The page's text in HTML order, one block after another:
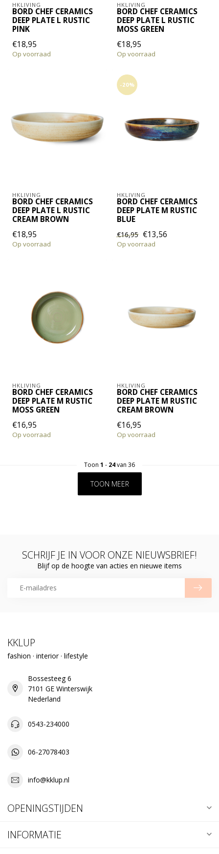
HKLIVING
BORD CHEF CERAMICS
DEEP PLATE L RUSTIC
PINK
€18,95
Op voorraad
HKLIVING
BORD CHEF CERAMICS
DEEP PLATE L RUSTIC
MOSS GREEN
€18,95
Op voorraad
HKLIVING
BORD CHEF CERAMICS
DEEP PLATE L RUSTIC
CREAM BROWN
€18,95
Op voorraad
-20%
HKLIVING
BORD CHEF CERAMICS
DEEP PLATE M RUSTIC
BLUE
€16,95 €13,56
Op voorraad
HKLIVING
BORD CHEF CERAMICS
DEEP PLATE M RUSTIC
MOSS GREEN
€16,95
Op voorraad
HKLIVING
BORD CHEF CERAMICS
DEEP PLATE M RUSTIC
CREAM BROWN
€16,95
Op voorraad
Toon 1 - 24van 36
TOON MEER
SCHRIJF JE IN VOOR ONZE NIEUWSBRIEF!
Blijf op de hoogte van acties en nieuwe items
KKLUP
fashion · interior · lifestyle
Bossesteeg 6
7101 GE Winterswijk
Nederland
0543-234000
06-27078403
info@kklup.nl
OPENINGSTIJDEN
INFORMATIE